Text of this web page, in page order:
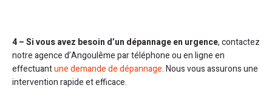
4 – Si vous avez besoin d’un dépannage en urgence, contactez
notre agence d’Angoulême par téléphone ou en ligne en
effectuantune demande de dépannage. Nous vous assurons une
intervention rapide et efficace.